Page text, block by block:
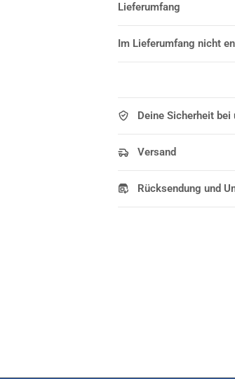
Lieferumfang
Im Lieferumfang nicht
Deine Sicherheit bei
Versand
Rücksendung und